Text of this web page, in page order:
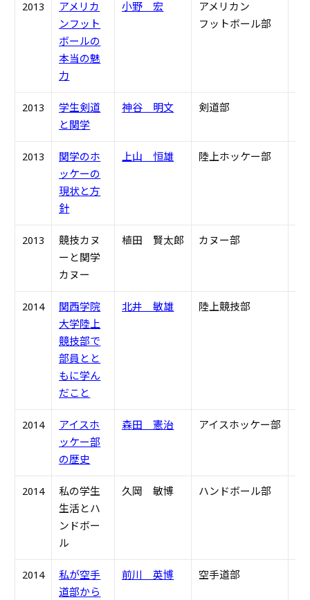
2013
アメリカ
ンフット
ボールの
本当の魅
力
小野 宏
アメリカン
フットボール部
2013
学生剣道
と関学
神谷 明文 剣道部
2013
関学のホ
ッケーの
現状と方
針
上山 恒雄 陸上ホッケー部
2013
競技カヌ
ーと関学
カヌー
植田 賢太郎 カヌー部
2014
関西学院
大学陸上
競技部で
部員とと
もに学ん
だこと
北井 敏雄 陸上競技部
2014
アイスホ
ッケー部
の歴史
森田 憲治 アイスホッケー部
2014
私の学生
生活とハ
ンドボー
ル
久岡 敏博 ハンドボール部
2014
私が空手
道部から
前川 英博 空手道部